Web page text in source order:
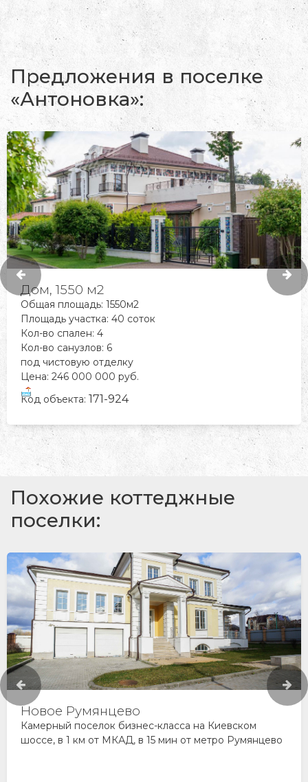
Предложения в поселке
«Антоновка»:
Дом, 1550 м2
Общая площадь: 1550м2
Площадь участка: 40 соток
Кол-во спален: 4
Кол-во санузлов: 6
под чистовую отделку
Цена: 246 000 000 руб.
Код объекта: 171-924
Похожие коттеджные
поселки:
Новое Румянцево
Камерный поселок бизнес-класса на Киевском
шоссе, в 1 км от МКАД, в 15 мин от метро Румянцево